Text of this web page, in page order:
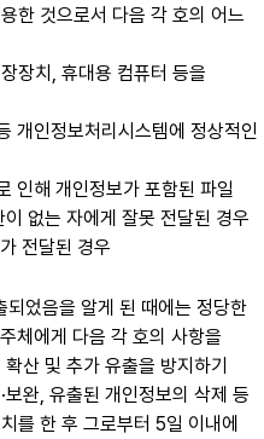
한 것으로서 다음 각 호의 어느
장치, 휴대용 컴퓨터 등을
개인정보처리시스템에 정상적인
인해 개인정보가 포함된 파일
없는 자에게 잘못 전달된 경우
전달된 경우
었음을 알게 된 때에는 정당한
체에게 다음 각 호의 사항을
산 및 추가 유출을 방지하기
완, 유출된 개인정보의 삭제 등
를 한 후 그로부터 5일 이내에